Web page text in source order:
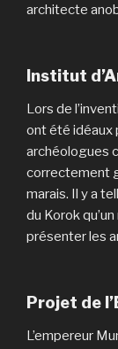
architecte
Institut
Lors de
ont été idéaux
archéologues
correctement
marais. Il y a
du Korok
présenter les
Projet de
L’empereur